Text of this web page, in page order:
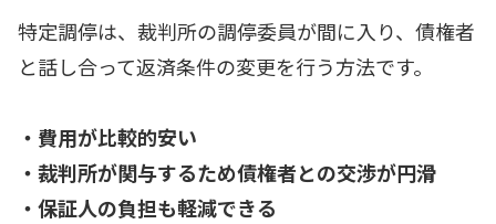
特定調停は、裁判所の調停委員が間に入り、債権者
と話し合って返済条件の変更を行う方法です。
・費用が比較的安い
・裁判所が関与するため債権者との交渉が円滑
・保証人の負担も軽減できる